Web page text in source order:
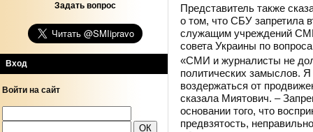
Задать вопрос
Вход
Войти на сайт
Представитель также
о том, что СБУ запретила
служащим учреждений
совета Украины по
«СМИ и журналисты не
политических замыслов.
воздержаться от
сказала Миятович. –
основании того, что
предвзятость,